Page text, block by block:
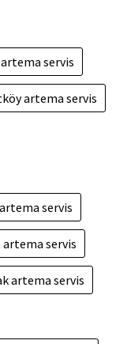
servis
artema servis
servis
servis
artema servis